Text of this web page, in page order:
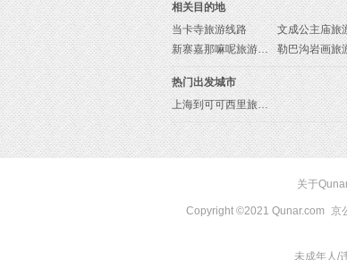
相关目的地
当卡寺旅游线路
文成公主庙旅
新寨嘉那嘛呢旅游线路
勒巴沟岩画旅
热门出发城市
上海到可可西里旅游报价
关于
Copyright ©2021 Qunar.com 京
未成年人/